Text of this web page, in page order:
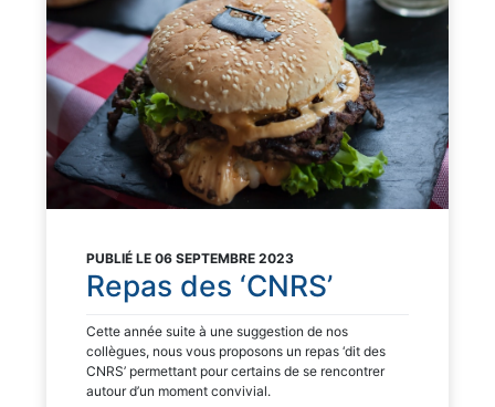
PUBLIÉ LE 06 SEPTEMBRE 2023
Repas des ‘CNRS’
Cette année suite à une suggestion de nos
collègues, nous vous proposons un repas ‘dit des
CNRS’ permettant pour certains de se rencontrer
autour d’un moment convivial.